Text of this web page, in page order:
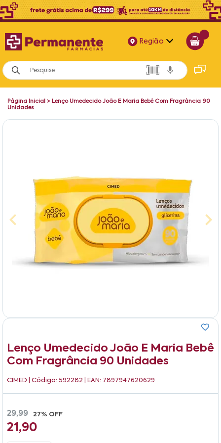
Região
Alagoas
Bahia
Página Inicial > Lenço Umedecido João E Maria Bebê Com Fragrância 90
Unidades
Lenço Umedecido João E Maria Bebê
Com Fragrância 90 Unidades
CIMED | Código: 592282 | EAN: 7897947620629
29,99 27% OFF
21,90